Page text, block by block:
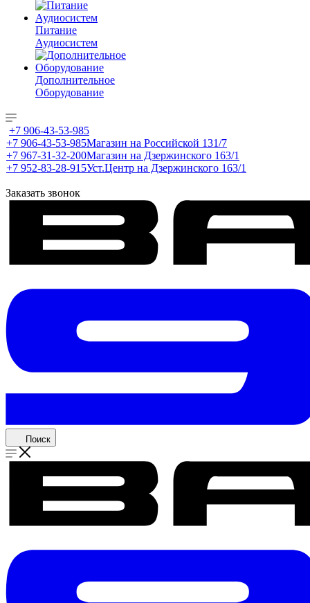
Питание
Аудиосистем
Дополнительное
Оборудование
+7 906-43-53-985
+7 906-43-53-985Магазин на Российской 131/7
+7 967-31-32-200Магазин на Дзержинского 163/1
+7 952-83-28-915Уст.Центр на Дзержинского 163/1
Заказать звонок
Поиск